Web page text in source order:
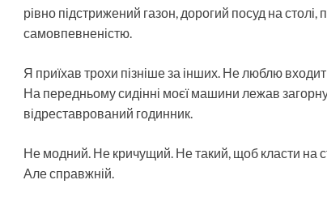
рівно підстрижений газон, дорогий посуд на
самовпевненістю.
Я приїхав трохи пізніше за інших. Не люблю
На передньому сидінні моєї машини лежав
відреставрований годинник.
Не модний. Не кричущий. Не такий, щоб класти на
Але справжній.